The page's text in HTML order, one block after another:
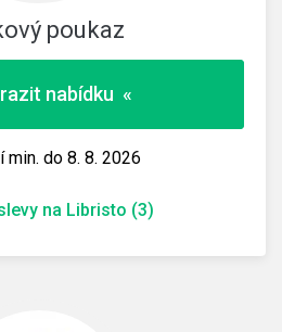
poukaz
nabídku «
min. do 8. 8. 2026
na Libristo (3)